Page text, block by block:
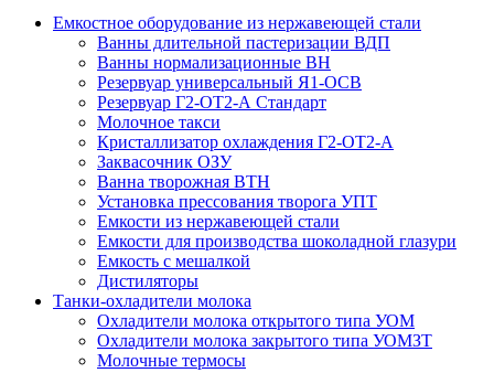
Емкостное оборудование из нержавеющей стали
Ванны длительной пастеризации ВДП
Ванны нормализационные ВН
Резервуар универсальный Я1-ОСВ
Резервуар Г2-ОТ2-А Стандарт
Молочное такси
Кристаллизатор охлаждения Г2-ОТ2-А
Заквасочник ОЗУ
Ванна творожная ВТН
Установка прессования творога УПТ
Емкости из нержавеющей стали
Емкости для производства шоколадной глазури
Емкость с мешалкой
Дистиляторы
Танки-охладители молока
Охладители молока открытого типа УОМ
Охладители молока закрытого типа УОМЗТ
Молочные термосы